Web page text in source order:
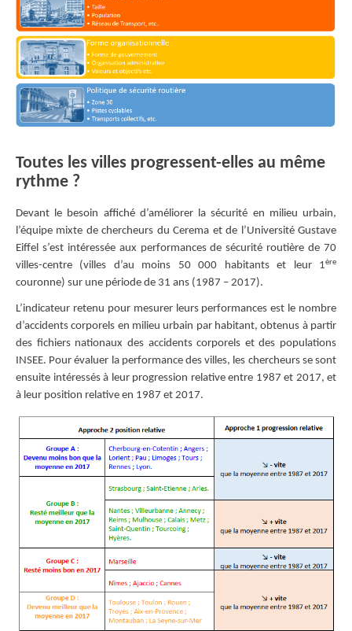
Toutes les villes progressent-elles au même
rythme ?
Devant le besoin affiché d’améliorer la sécurité en milieu urbain,
l’équipe mixte de chercheurs du Cerema et de l’Université Gustave
Eiffel s’est intéressée aux performances de sécurité routière de 70
villes-centre (villes d’au moins 50 000 habitants et leur 1ère
couronne) sur une période de 31 ans (1987 – 2017).
L’indicateur retenu pour mesurer leurs performances est le nombre
d’accidents corporels en milieu urbain par habitant, obtenus à partir
des fichiers nationaux des accidents corporels et des populations
INSEE. Pour évaluer la performance des villes, les chercheurs se sont
ensuite intéressés à leur progression relative entre 1987 et 2017, et
à leur position relative en 1987 et 2017.